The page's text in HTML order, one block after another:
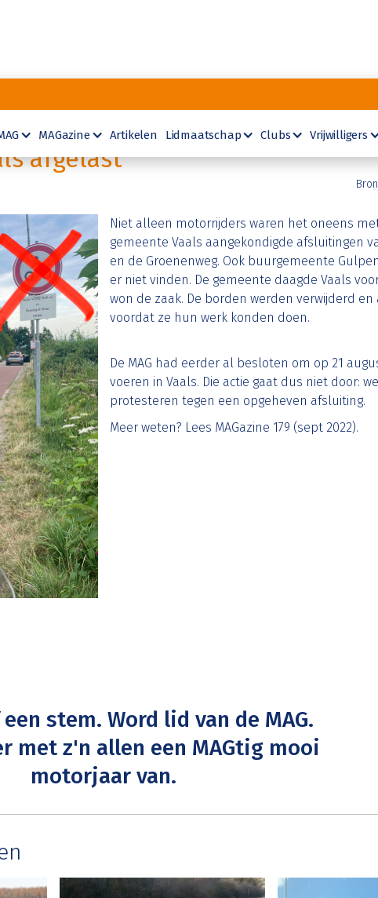
MAGazine Artikelen Lidmaatschap Clubs Vrijwilligers
afgelast
Niet alleen motorrijders waren het oneens
gemeente Vaals aangekondigde afsluitingen
en de Groenenweg. Ook buurgemeente
er niet vinden. De gemeente daagde Vaals
won de zaak. De borden werden verwijderd
voordat ze hun werk konden doen.
De MAG had eerder al besloten om op 21
voeren in Vaals. Die actie gaat dus niet door:
protesteren tegen een opgeheven afsluiting.
Meer weten? Lees MAGazine 179 (sept 2022).
stem. Word lid van de MAG.
met z'n allen een MAGtig mooi
motorjaar van.